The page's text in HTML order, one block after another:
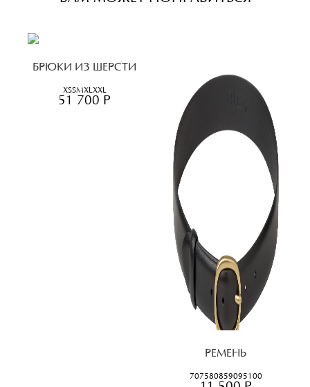
БРЮКИ ИЗ ШЕРСТИ
51 700 Р
XSSMXLXXL
РЕМЕНЬ
707580859095100